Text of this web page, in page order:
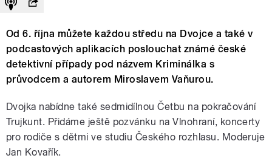
Od 6. října můžete každou středu na Dvojce a také v
podcastových aplikacích poslouchat známé české
detektivní případy pod názvem Kriminálka s
průvodcem a autorem Miroslavem Vaňurou.
Dvojka nabídne také sedmidílnou Četbu na pokračování
Trujkunt. Přidáme ještě pozvánku na Vlnohraní, koncerty
pro rodiče s dětmi ve studiu Českého rozhlasu. Moderuje
Jan Kovařík.